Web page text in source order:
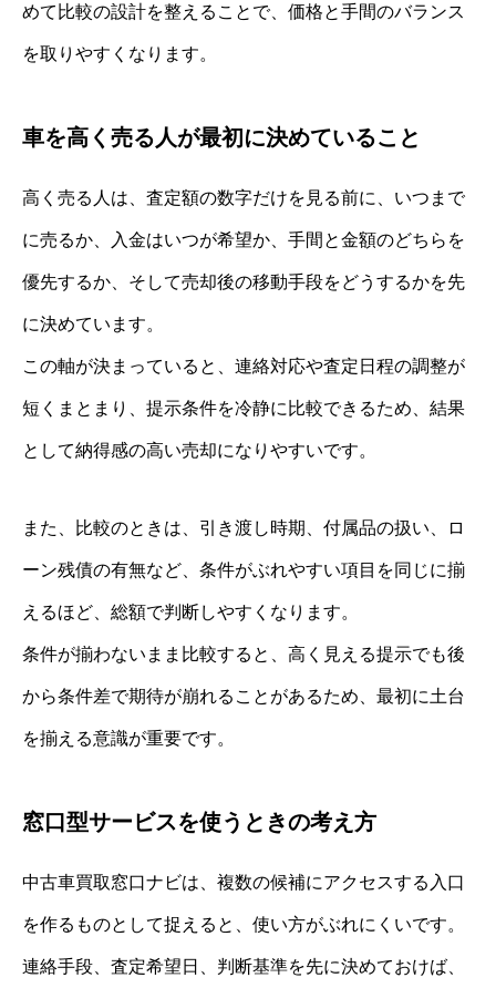
めて比較の設計を整えることで、価格と手間のバランス
を取りやすくなります。
車を高く売る人が最初に決めていること
高く売る人は、査定額の数字だけを見る前に、いつまで
に売るか、入金はいつが希望か、手間と金額のどちらを
優先するか、そして売却後の移動手段をどうするかを先
に決めています。
この軸が決まっていると、連絡対応や査定日程の調整が
短くまとまり、提示条件を冷静に比較できるため、結果
として納得感の高い売却になりやすいです。
また、比較のときは、引き渡し時期、付属品の扱い、ロ
ーン残債の有無など、条件がぶれやすい項目を同じに揃
えるほど、総額で判断しやすくなります。
条件が揃わないまま比較すると、高く見える提示でも後
から条件差で期待が崩れることがあるため、最初に土台
を揃える意識が重要です。
窓口型サービスを使うときの考え方
中古車買取窓口ナビは、複数の候補にアクセスする入口
を作るものとして捉えると、使い方がぶれにくいです。
連絡手段、査定希望日、判断基準を先に決めておけば、